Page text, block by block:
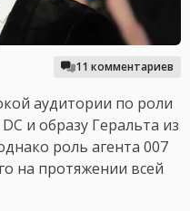
11 комментариев
аудитории по роли
и образу Геральта из
роль агента 007
на протяжении всей